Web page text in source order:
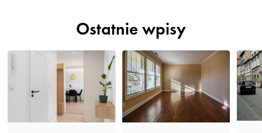
Ostatnie wpisy